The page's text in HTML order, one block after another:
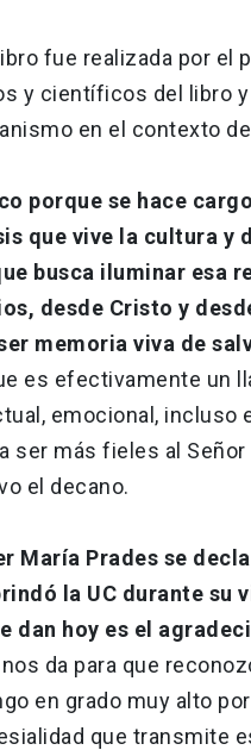
fue realizada por el
y científicos del libro y
en el contexto
porque se hace
que vive la cultura y
busca iluminar esa
desde Cristo y
memoria viva de
es efectivamente un
emocional, incluso
ser más fieles al Señor
el decano.
María Prades se
la UC durante su
dan hoy es el
da para que
en grado muy alto
que transmite